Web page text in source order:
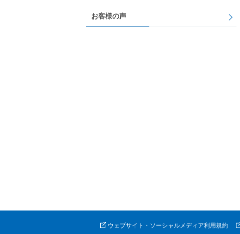
お客様の声
ウェブサイト・ソーシャルメディア利用規約